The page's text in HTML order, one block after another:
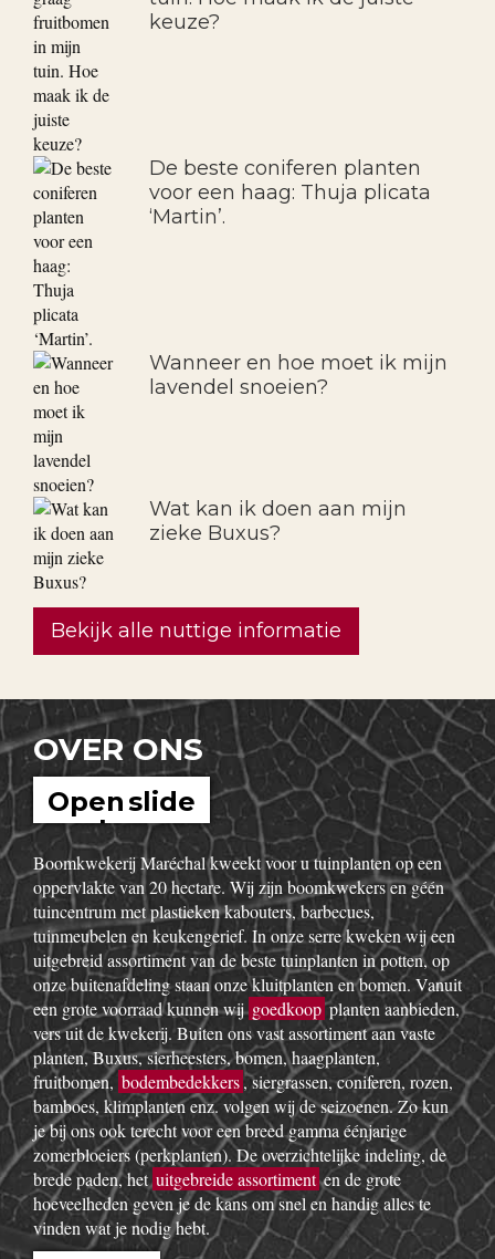
keuze?
De beste coniferen planten
voor een haag: Thuja plicata
‘Martin’.
Wanneer en hoe moet ik mijn
lavendel snoeien?
Wat kan ik doen aan mijn
zieke Buxus?
Bekijk alle nuttige informatie
OVER ONS
Open slide
show
Boomkwekerij Maréchal kweekt voor u tuinplanten op een
oppervlakte van 20 hectare. Wij zijn boomkwekers en géén
tuincentrum met plastieken kabouters, barbecues,
tuinmeubelen en keukengerief. In onze serre kweken wij een
uitgebreid assortiment van de beste tuinplanten in potten, op
onze buitenafdeling staan onze kluitplanten en bomen. Vanuit
een grote voorraad kunnen wijgoedkoopplanten aanbieden,
vers uit de kwekerij. Buiten ons vast assortiment aan vaste
planten, Buxus, sierheesters, bomen, haagplanten,
fruitbomen, bodembedekkers, siergrassen, coniferen, rozen,
bamboes, klimplanten enz. volgen wij de seizoenen. Zo kun
je bij ons ook terecht voor een breed gamma éénjarige
zomerbloeiers (perkplanten). De overzichtelijke indeling, de
brede paden, hetuitgebreide assortimenten de grote
hoeveelheden geven je de kans om snel en handig alles te
vinden wat je nodig hebt.